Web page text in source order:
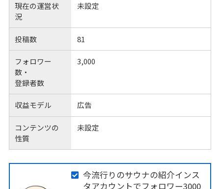
現在の運営状
況
未設定
投稿数 81
フォロワー
数・
登録者数
3,000
収益モデル 広告
コンテンツの
性質
未設定
今流行りのサウナの紹介インス
タアカウントでフォロワー3000